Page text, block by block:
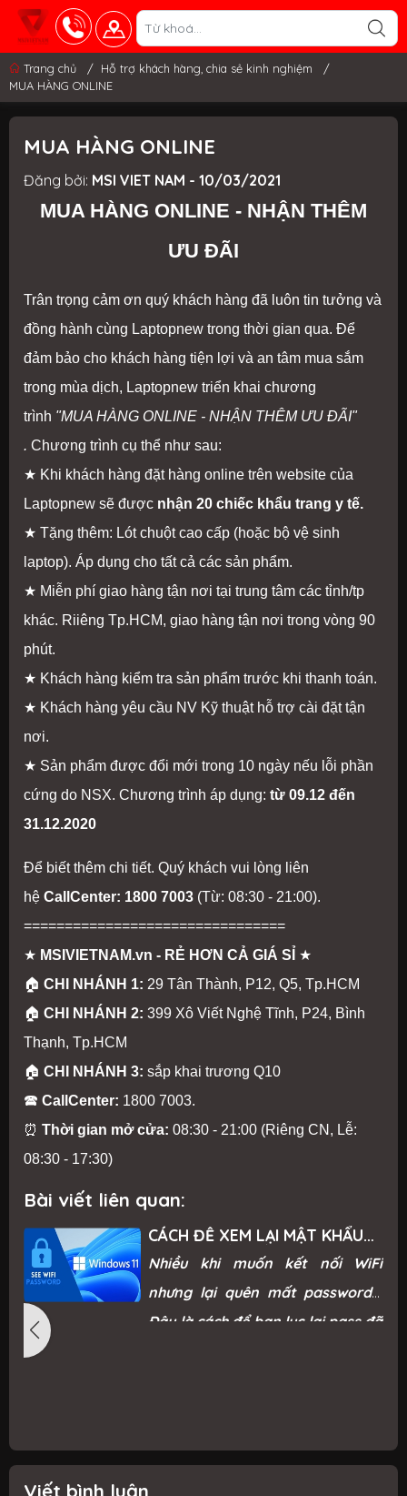
Trang chủ / Hỗ trợ khách hàng, chia sẻ kinh nghiệm
/
MUA HÀNG ONLINE
MUA HÀNG ONLINE
Đăng bởi: MSI VIET NAM - 10/03/2021
MUA HÀNG ONLINE - NHẬN THÊM
ƯU ĐÃI
Trân trọng cảm ơn quý khách hàng đã luôn tin tưởng và
đồng hành cùng Laptopnew trong thời gian qua. Để
đảm bảo cho khách hàng tiện lợi và an tâm mua sắm
trong mùa dịch, Laptopnew triển khai chương
trình "MUA HÀNG ONLINE - NHẬN THÊM ƯU ĐÃI"
. Chương trình cụ thể như sau:
★ Khi khách hàng đặt hàng online trên website của
Laptopnew sẽ được nhận 20 chiếc khẩu trang y tế.
★ Tặng thêm: Lót chuột cao cấp (hoặc bộ vệ sinh
laptop). Áp dụng cho tất cả các sản phẩm.
★ Miễn phí giao hàng tận nơi tại trung tâm các tỉnh/tp
khác. Riiêng Tp.HCM, giao hàng tận nơi trong vòng 90
phút.
★ Khách hàng kiểm tra sản phẩm trước khi thanh toán.
★ Khách hàng yêu cầu NV Kỹ thuật hỗ trợ cài đặt tận
nơi.
★ Sản phẩm được đổi mới trong 10 ngày nếu lỗi phần
cứng do NSX. Chương trình áp dụng: từ 09.12 đến
31.12.2020
Để biết thêm chi tiết. Quý khách vui lòng liên
hệ CallCenter: 1800 7003 (Từ: 08:30 - 21:00).
================================
★ MSIVIETNAM.vn - RẺ HƠN CẢ GIÁ SỈ ★
🏠 CHI NHÁNH 1: 29 Tân Thành, P12, Q5, Tp.HCM
🏠 CHI NHÁNH 2: 399 Xô Viết Nghệ Tĩnh, P24, Bình
Thạnh, Tp.HCM
🏠 CHI NHÁNH 3: sắp khai trương Q10
🕿 CallCenter: 1800 7003.
⏰ Thời gian mở cửa: 08:30 - 21:00 (Riêng CN, Lễ:
08:30 - 17:30)
Bài viết liên quan:
CÁCH ĐỂ XEM LẠI MẬT KHẨU
WIFI ĐÃ KẾT NỐI TRÊN
WINDOWS 11
Nhiều khi muốn kết nối WiFi
nhưng lại quên mất password?!
Đây là cách để bạn lục lại pass đã
Viết bình luận